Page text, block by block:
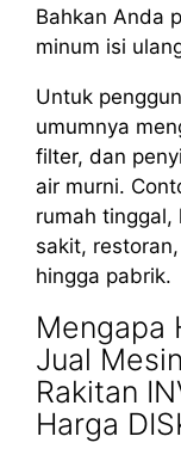
Bahkan Anda
minum isi
Untuk
umumnya
filter, dan
air murni.
rumah tinggal,
sakit,
hingga pabrik.
Mengapa
Jual
Rakitan
Harga